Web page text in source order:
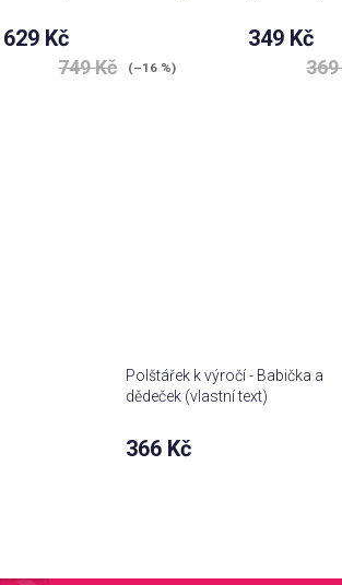
Průměrné
hodnocení
produktu
629 Kč
749 Kč (–16 %)
349 Kč
Polštářek k výročí - Babička a
dědeček (vlastní text)
366 Kč